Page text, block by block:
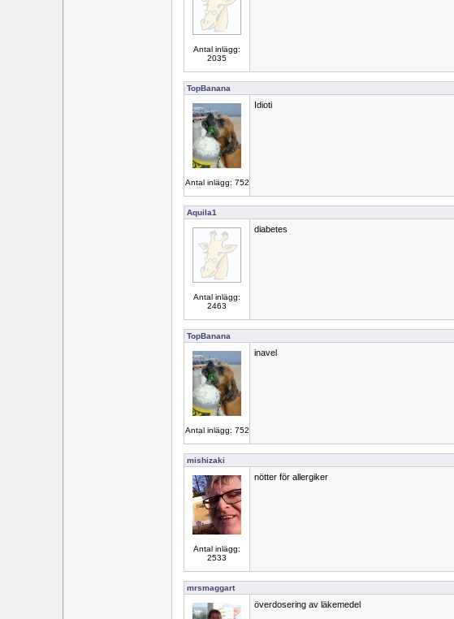
Antal inlägg:
2035
TopBanana
Antal inlägg: 752
Idioti
Aquila1
Antal inlägg:
2463
diabetes
TopBanana
Antal inlägg: 752
inavel
mishizaki
Antal inlägg:
2533
nötter för allergiker
mrsmaggart
överdosering av läkemedel